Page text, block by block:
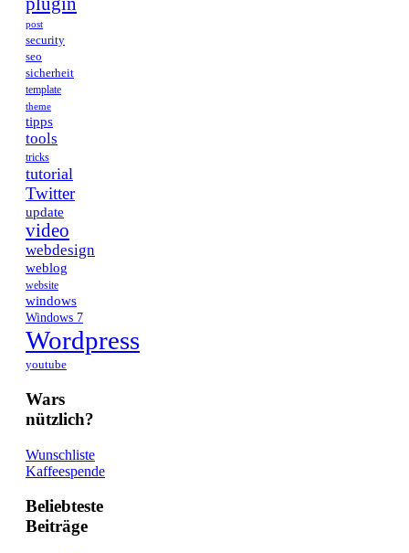
post
security
seo
sicherheit
template
theme
tipps
tools
tricks
tutorial
Twitter
update
video
webdesign
weblog
website
windows
Windows 7
Wordpress
youtube
Wars
nützlich?
Wunschliste
Kaffeespende
Beliebteste
Beiträge